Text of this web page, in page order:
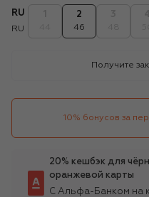
RU
RU
2
46
Получите
10% бонусов за
20% кешбэк для
оранжевой карты
С Альфа-Банком на